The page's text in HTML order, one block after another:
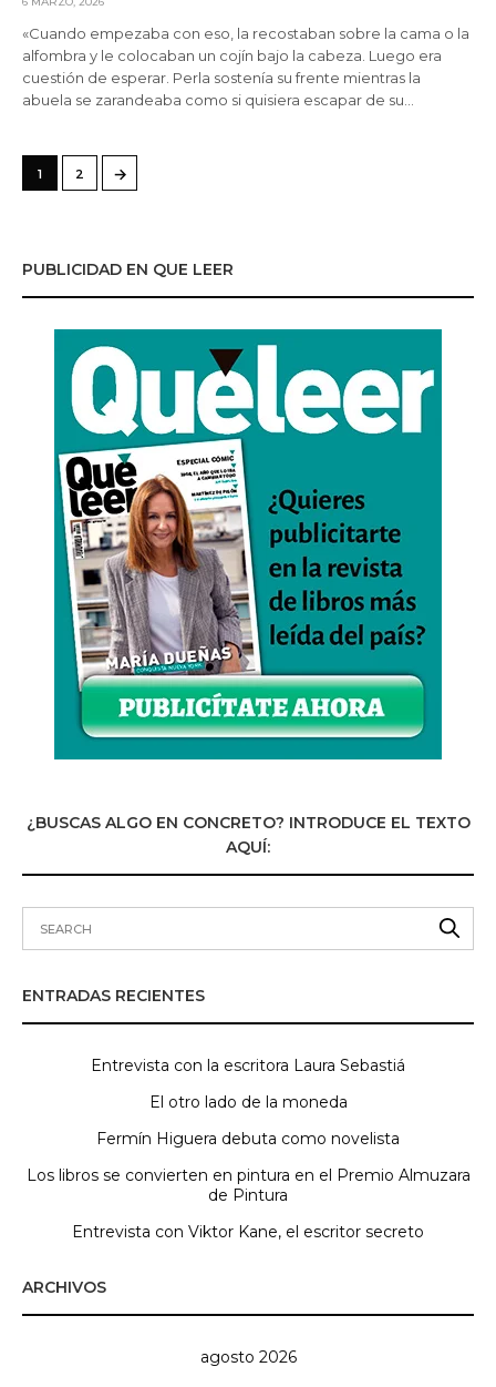
«Cuando empezaba con eso, la recostaban sobre la cama o la
alfombra y le colocaban un cojín bajo la cabeza. Luego era
cuestión de esperar. Perla sostenía su frente mientras la
abuela se zarandeaba como si quisiera escapar de su…
1 2 →
PUBLICIDAD EN QUE LEER
¿BUSCAS ALGO EN CONCRETO? INTRODUCE EL TEXTO
AQUÍ:
ENTRADAS RECIENTES
Entrevista con la escritora Laura Sebastiá
El otro lado de la moneda
Fermín Higuera debuta como novelista
Los libros se convierten en pintura en el Premio Almuzara
de Pintura
Entrevista con Viktor Kane, el escritor secreto
ARCHIVOS
agosto 2026